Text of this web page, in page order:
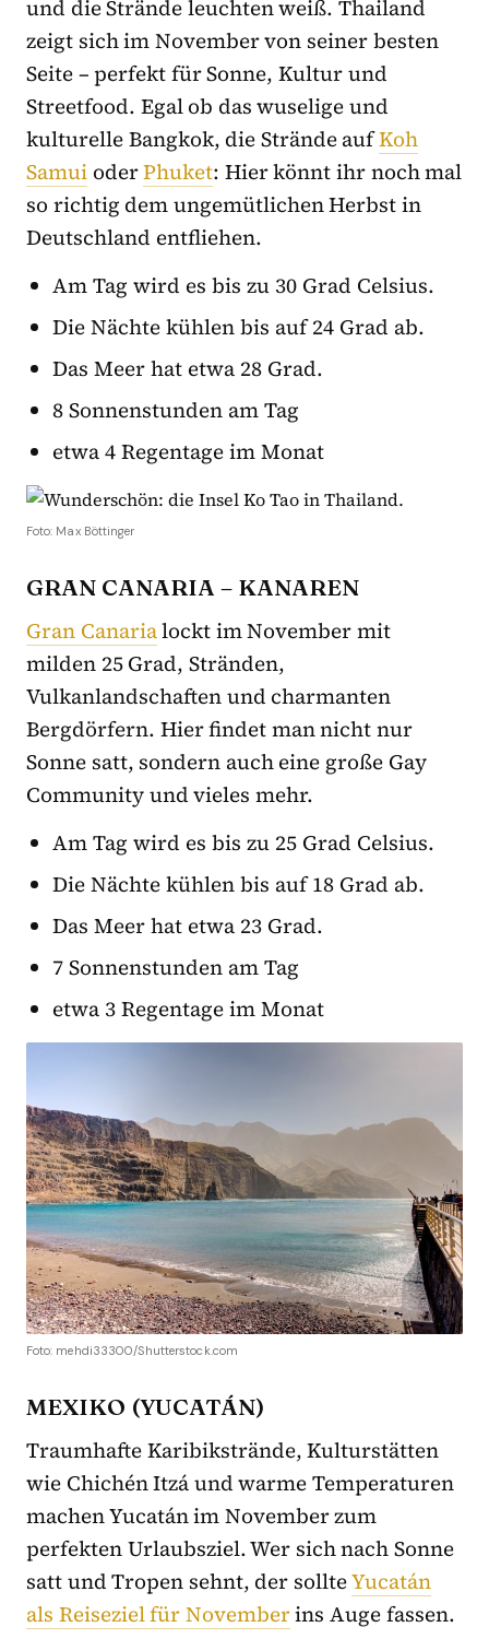
und die Strände leuchten weiß. Thailand
zeigt sich im November von seiner besten
Seite – perfekt für Sonne, Kultur und
Streetfood. Egal ob das wuselige und
kulturelle Bangkok, die Strände aufKoh
Samui oderPhuket: Hier könnt ihr noch mal
so richtig dem ungemütlichen Herbst in
Deutschland entfliehen.
Am Tag wird es bis zu 30 Grad Celsius.
Die Nächte kühlen bis auf 24 Grad ab.
Das Meer hat etwa 28 Grad.
8 Sonnenstunden am Tag
etwa 4 Regentage im Monat
Foto: Max Böttinger
GRAN CANARIA – KANAREN
Gran Canarialockt im November mit
milden 25 Grad, Stränden,
Vulkanlandschaften und charmanten
Bergdörfern. Hier findet man nicht nur
Sonne satt, sondern auch eine große Gay
Community und vieles mehr.
Am Tag wird es bis zu 25 Grad Celsius.
Die Nächte kühlen bis auf 18 Grad ab.
Das Meer hat etwa 23 Grad.
7 Sonnenstunden am Tag
etwa 3 Regentage im Monat
Foto: mehdi33300/Shutterstock.com
MEXIKO (YUCATÁN)
Traumhafte Karibikstrände, Kulturstätten
wie Chichén Itzá und warme Temperaturen
machen Yucatán im November zum
perfekten Urlaubsziel. Wer sich nach Sonne
satt und Tropen sehnt, der sollteYucatán
als Reiseziel für Novemberins Auge fassen.